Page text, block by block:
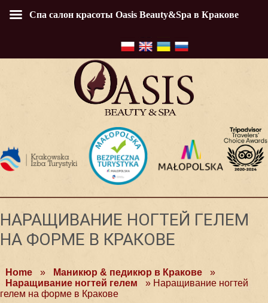
НАРАЩИВАНИЕ НОГТЕЙ ГЕЛЕМ
НА ФОРМЕ В КРАКОВЕ
Home » Маникюр & педикюр в Кракове
»
Наращивание ногтей гелем
» Наращивание ногтей
гелем на форме в Кракове
Спа салон красоты Oasis Beauty&Spa в Кракове